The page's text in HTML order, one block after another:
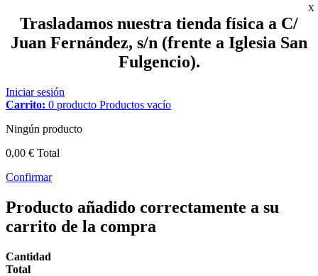
Trasladamos nuestra tienda física a C/
Juan Fernández, s/n (frente a Iglesia San
Fulgencio).
X
Iniciar sesión
Carrito: 0 producto Productos vacío
Ningún producto
0,00 € Total
Confirmar
Producto añadido correctamente a su
carrito de la compra
Cantidad
Total